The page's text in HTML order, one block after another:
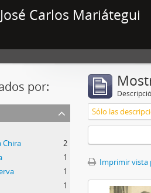
Carlos Mariátegui
por:
Chira
2
1
1
1
Sólo las
Imprimir vista